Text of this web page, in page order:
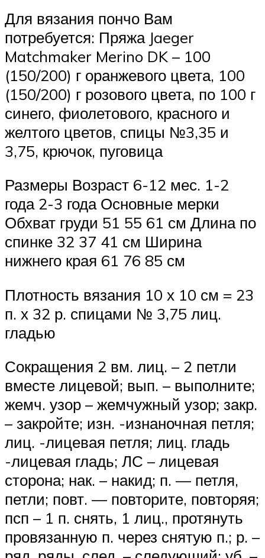
Для вязания пончо Вам
потребуется: Пряжа Jaeger
Matchmaker Merino DK – 100
(150/200) г оранжевого цвета, 100
(150/200) г розового цвета, по 100 г
синего, фиолетового, красного и
желтого цветов, спицы №3,35 и
3,75, крючок, пуговица
Размеры Возраст 6-12 мес. 1-2
года 2-3 года Основные мерки
Обхват груди 51 55 61 см Длина по
спинке 32 37 41 см Ширина
нижнего края 61 76 85 см
Плотность вязания 10 х 10 см = 23
п. х 32 р. спицами № 3,75 лиц.
гладью
Сокращения 2 вм. лиц. – 2 петли
вместе лицевой; вып. – выполните;
жемч. узор – жемчужный узор; закр.
– закройте; изн. -изнаночная петля;
лиц. -лицевая петля; лиц. гладь
-лицевая гладь; ЛС – лицевая
сторона; нак. – накид; п. — петля,
петли; повт. — повторите, повторяя;
псп – 1 п. снять, 1 лиц., протянуть
провязанную п. через снятую п.; р. –